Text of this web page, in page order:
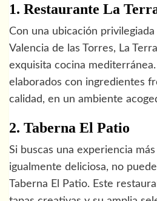
1. Restaurante La
Con una ubicación
Valencia de las Torres, La
exquisita cocina
elaborados con ingredientes
calidad, en un ambiente
2. Taberna El Patio
Si buscas una experiencia
igualmente deliciosa, no
Taberna El Patio. Este